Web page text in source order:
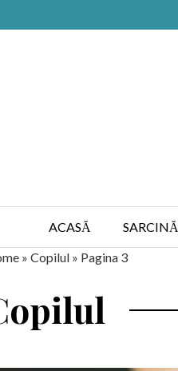
ACASĂ SARCINĂ
» Copilul » Pagina 3